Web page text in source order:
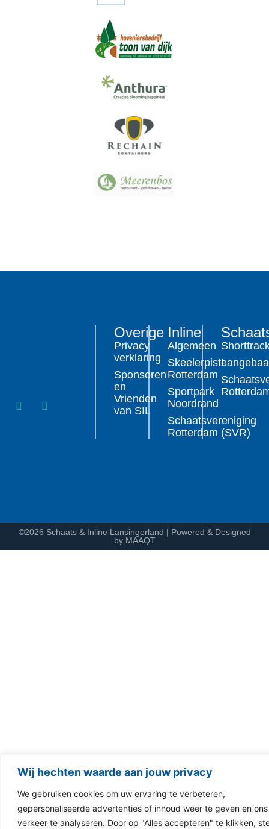
Wij hechten waarde aan jouw privacy
We gebruiken cookies om uw ervaring te verbeteren,
gepersonaliseerde advertenties of inhoud weer te geven en ons
verkeer te analyseren. Door op "Alles accepteren" te klikken,
Inline
Algemeen
Skeelerpiste
Rotterdam
Sportpark
Noordrand
Schaatsvereniging
Rotterdam (SVR)
Overige
Privacy
verklaring
Sponsoren
en
Vrienden
van SIL
©2026 Schaats & Inline Lansingerland | Powered & Designed
by MAAQT